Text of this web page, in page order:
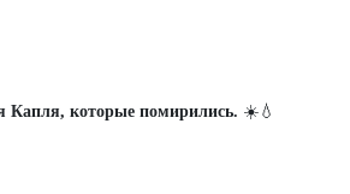
которые помирились. ☀️💧